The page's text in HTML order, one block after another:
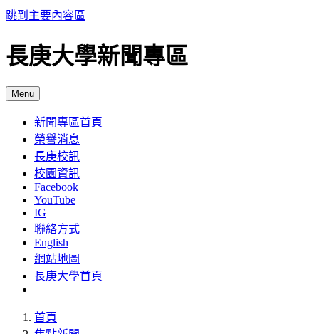
跳到主要內容區
長庚大學新聞專區
Menu
新聞專區首頁
榮譽消息
長庚校訊
校園資訊
Facebook
YouTube
IG
聯絡方式
English
網站地圖
長庚大學首頁
首頁